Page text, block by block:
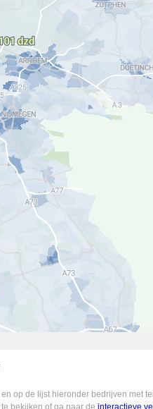
op de lijst hieronder bedrijven met